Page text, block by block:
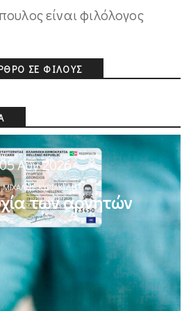
είναι φιλόλογος
ΣΕ ΦΊΛΟΥΣ
Αυγ 2026
ΜΙΧΆΛΗΣ ΚΥΡΙΑΚΊΔΗΣ
των αρνητών